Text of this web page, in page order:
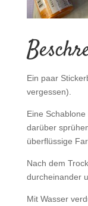
Ein paar
vergessen).
Eine
darüber
überflüssige
Nach dem
durcheinander
Mit Wasser